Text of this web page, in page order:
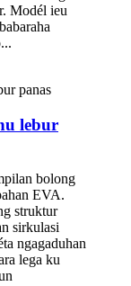
Modél ieu
lebur
bolong
EVA.
struktur
sirkulasi
ngagaduhan
lega ku